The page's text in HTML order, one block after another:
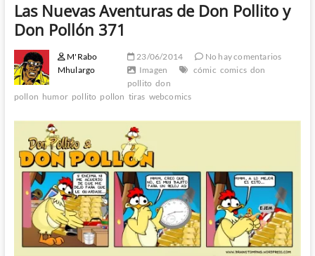
Las Nuevas Aventuras de Don Pollito y
Don Pollón 371
M'Rabo
Mhulargo
23/06/2014
No hay comentarios
Imagen
cómic comics don
pollito don
pollon humor pollito pollon tiras webcomics